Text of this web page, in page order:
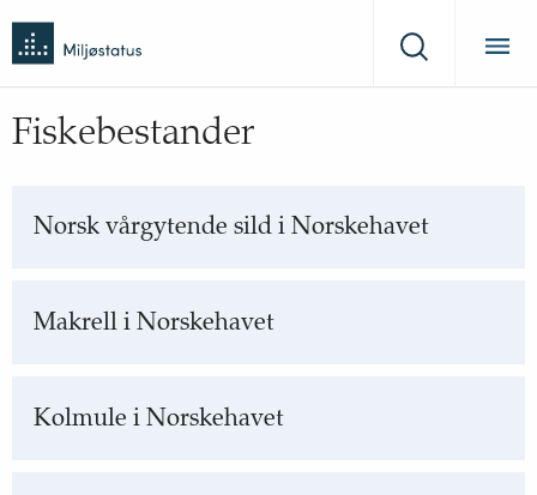
Miljøstatus
til
forsiden
Søk
Fiskebestander
Norsk vårgytende sild i Norskehavet
Makrell i Norskehavet
Kolmule i Norskehavet